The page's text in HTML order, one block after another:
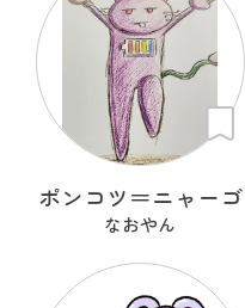
ポンコツ＝ニャーゴ
なおやん